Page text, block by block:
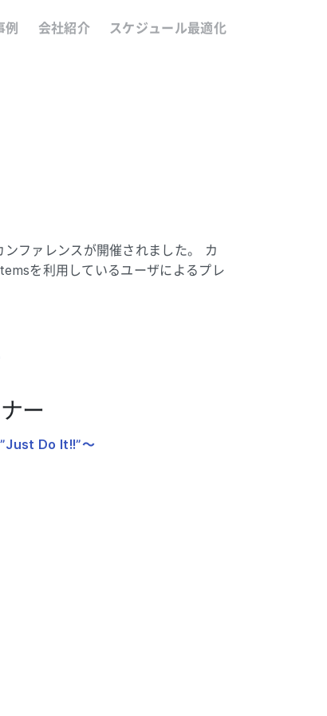
例 会社紹介 スケジュール最適化
ファレンスが開催されました。 カ
を利用しているユーザによるプレ
ー
Do It!!”～